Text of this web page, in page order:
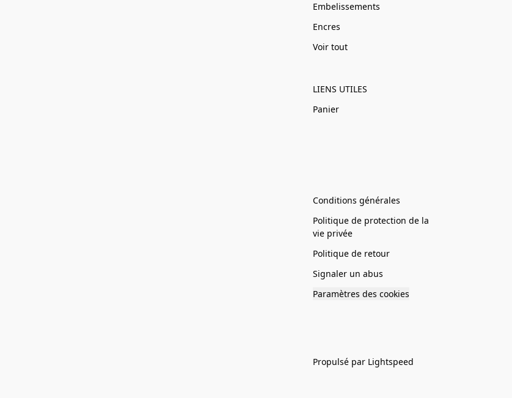
Embelissements
Encres
Voir tout
LIENS UTILES
Panier
Conditions générales
Politique de protection de la
vie privée
Politique de retour
Signaler un abus
Paramètres des cookies
Propulsé par Lightspeed